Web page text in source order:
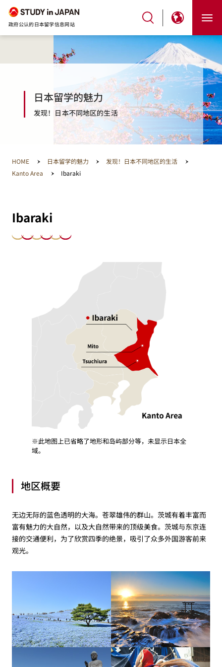
政府公认的日本留学信息网站
日本留学的魅力
发现！日本不同地区的生活
HOME 日本留学的魅力
发现！日本不同地区的生活
Kanto Area
Ibaraki
Ibaraki
地区概要
无边无际的蓝色透明的大海。苍翠雄伟的群山。茨城有着丰富而
富有魅力的大自然，以及大自然带来的顶级美食。茨城与东京连
接的交通便利，为了欣赏四季的绝景，吸引了众多外国游客前来
观光。
※此地图上已省略了地形和岛屿部分等，未显示日本全
域。